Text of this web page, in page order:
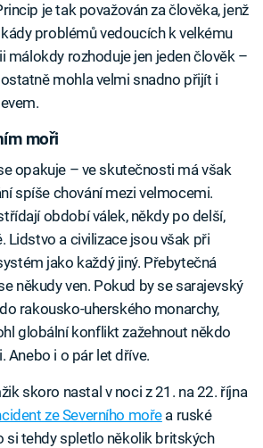
je tak považován za člověka, jenž
problémů vedoucích k velkému
málokdy rozhoduje jen jeden člověk –
mohla velmi snadno přijít i
moři
opakuje – ve skutečnosti má však
spíše chování mezi velmocemi.
období válek, někdy po delší,
Lidstvo a civilizace jsou však při
jako každý jiný. Přebytečná
někudy ven. Pokud by se sarajevský
rakousko-uherského monarchy,
globální konflikt zažehnout někdo
Anebo i o pár let dříve.
skoro nastal v noci z 21. na 22. října
ze Severního mořea ruské
si tehdy spletlo několik britských